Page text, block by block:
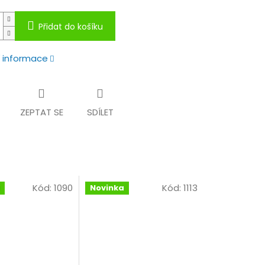
Přidat do košíku
informace
ZEPTAT SE SDÍLET
Kód:1090 Novinka Kód: 1113